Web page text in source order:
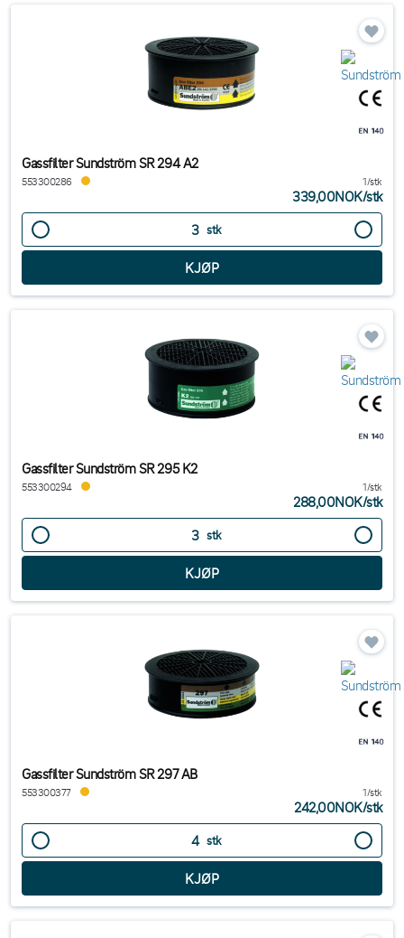
Gassfilter Sundström SR 294 A2
553300286 1/stk
339,00NOK/stk
stk
Gassfilter Sundström SR 295 K2
553300294 1/stk
288,00NOK/stk
stk
Gassfilter Sundström SR 297 AB
553300377 1/stk
242,00NOK/stk
stk